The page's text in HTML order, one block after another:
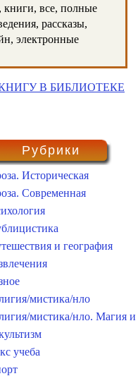
все, полные
рассказы,
электронные
В БИБЛИОТЕКЕ
Рубрики
Историческая
Современная
и география
мистика/нло
мистика/нло. Магия и
учеба